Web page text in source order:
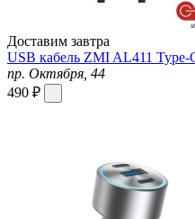
Доставим завтра
USB кабель ZMI AL411 Type-
пр. Октября, 44
490 ₽